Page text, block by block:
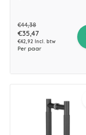
€44,38
€35,47
€42,92 Incl. btw
Per paar